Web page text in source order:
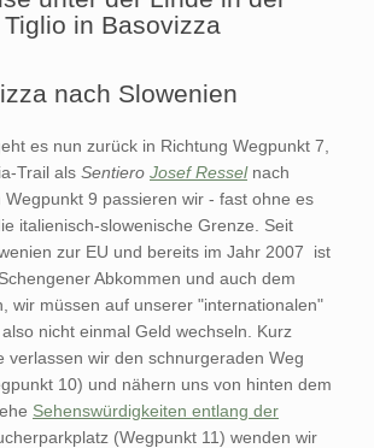
in Basovizza
nach Slowenien
es nun zurück in Richtung Wegpunkt 7,
Trail als Sentiero Josef Resselnach
Wegpunkt 9 passieren wir - fast ohne es
italienisch-slowenische Grenze. Seit
zur EU und bereits im Jahr 2007 ist
Abkommen und auch dem
wir müssen auf unserer "internationalen"
nicht einmal Geld wechseln. Kurz
verlassen wir den schnurgeraden Weg
10) und nähern uns von hinten dem
Sehenswürdigkeiten entlang der
(Wegpunkt 11) wenden wir